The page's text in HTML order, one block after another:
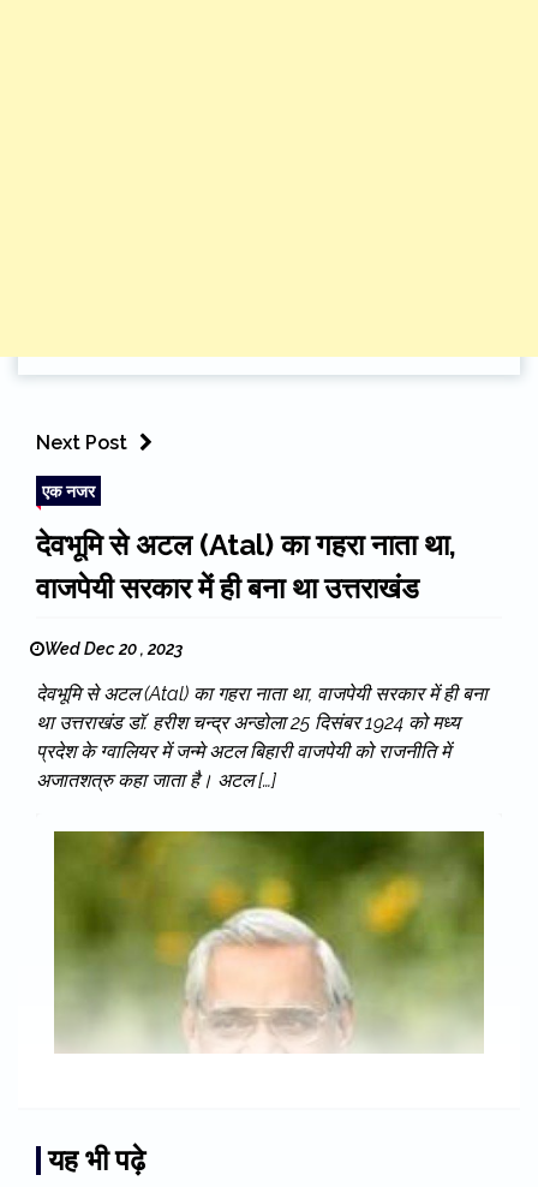
Next Post
एक नजर
देवभूमि से अटल (Atal) का गहरा नाता था,
वाजपेयी सरकार में ही बना था उत्तराखंड
Wed Dec 20 , 2023
देवभूमि से अटल (Atal) का गहरा नाता था, वाजपेयी सरकार में ही बना
था उत्तराखंड डॉ. हरीश चन्द्र अन्डोला 25 दिसंबर 1924 को मध्य
प्रदेश के ग्वालियर में जन्मे अटल बिहारी वाजपेयी को राजनीति में
अजातशत्रु कहा जाता है। अटल […]
यह भी पढ़े